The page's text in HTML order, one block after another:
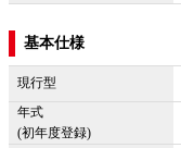
基本仕様
現行型
年式
(初年度登録)